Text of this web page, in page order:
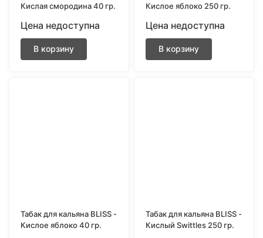
Кислая смородина 40 гр.
Цена недоступна
В корзину
Кислое яблоко 250 гр.
Цена недоступна
В корзину
Табак для кальяна BLISS -
Кислое яблоко 40 гр.
Табак для кальяна BLISS -
Кислый Swittles 250 гр.